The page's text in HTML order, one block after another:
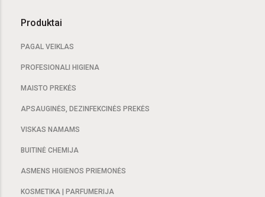
Produktai
PAGAL VEIKLAS
PROFESIONALI HIGIENA
MAISTO PREKĖS
APSAUGINĖS, DEZINFEKCINĖS PREKĖS
VISKAS NAMAMS
BUITINĖ CHEMIJA
ASMENS HIGIENOS PRIEMONĖS
KOSMETIKA | PARFUMERIJA